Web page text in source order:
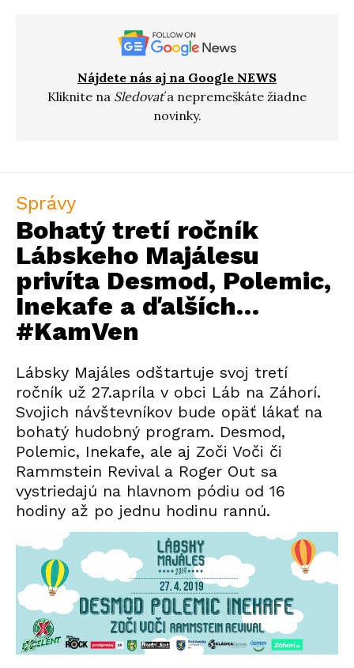
Nájdete nás aj na Google NEWS
Kliknite na Sledovaťa nepremeškáte žiadne
novinky.
Správy
Bohatý tretí ročník
Lábskeho Majálesu
privíta Desmod, Polemic,
Inekafe a ďalších…
#KamVen
Lábsky Majáles odštartuje svoj tretí
ročník už 27.apríla v obci Láb na Záhorí.
Svojich návštevníkov bude opäť lákať na
bohatý hudobný program. Desmod,
Polemic, Inekafe, ale aj Zoči Voči či
Rammstein Revival a Roger Out sa
vystriedajú na hlavnom pódiu od 16
hodiny až po jednu hodinu rannú.